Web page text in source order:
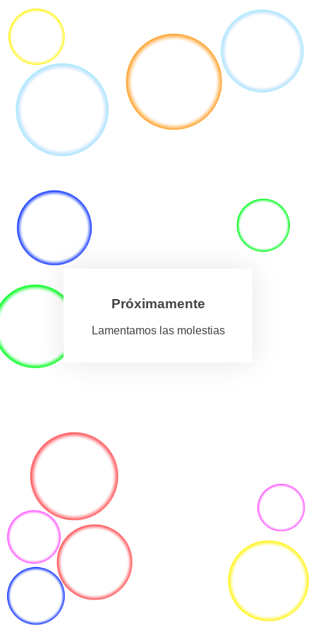
Próximamente
Lamentamos las molestias